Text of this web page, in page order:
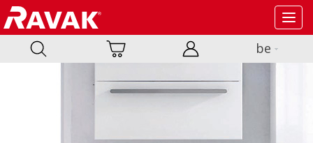
be